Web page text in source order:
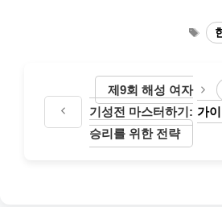
제9회 해성 여자
기성전 마스터하기:
승리를 위한 전략
가